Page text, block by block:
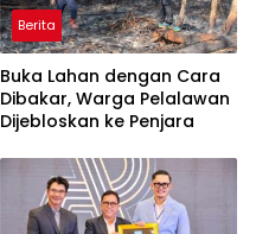
Berita
Buka Lahan dengan Cara
Dibakar, Warga Pelalawan
Dijebloskan ke Penjara